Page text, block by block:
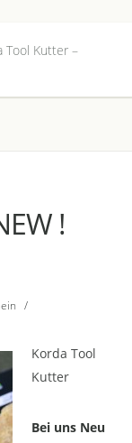
Tool Kutter –
!
/
Korda Tool
Kutter
Bei uns Neu